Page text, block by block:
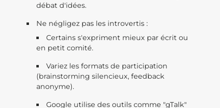
débat d'idées.
Ne négligez pas les introvertis :
Certains s'expriment mieux par écrit ou
en petit comité.
Variez les formats de participation
(brainstorming silencieux, feedback
anonyme).
Google utilise des outils comme "gTalk"